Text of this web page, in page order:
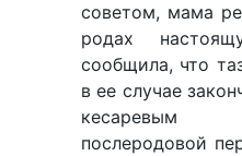
советом, мама
родах
сообщила, что
в ее случае
кесаревым
послеродовой